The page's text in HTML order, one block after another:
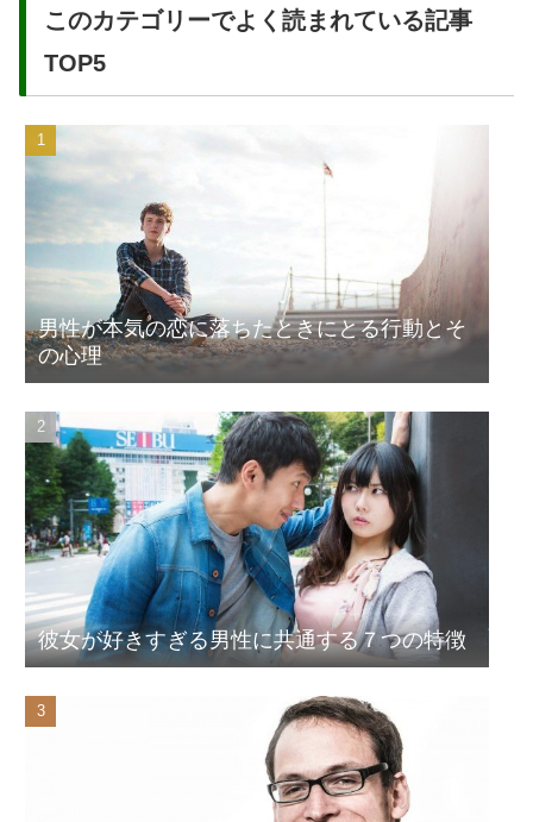
このカテゴリーでよく読まれている記事
TOP5
男性が本気の恋に落ちたときにとる行動とそ
の心理
彼女が好きすぎる男性に共通する７つの特徴